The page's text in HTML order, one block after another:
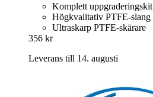
Komplett uppgraderingskit
Högkvalitativ PTFE-slang
Ultraskarp PTFE-skärare
356 kr
Leverans till 14. augusti